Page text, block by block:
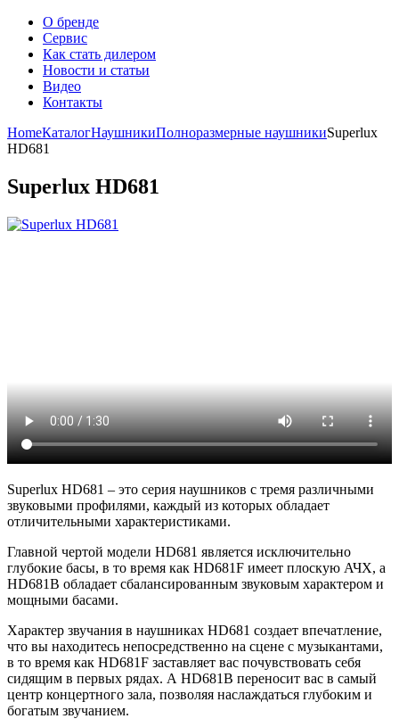
О бренде
Сервис
Как стать дилером
Новости и статьи
Видео
Контакты
HomeКаталогНаушникиПолноразмерные наушникиSuperlux
HD681
Superlux HD681
Superlux HD681 – это серия наушников с тремя различными
звуковыми профилями, каждый из которых обладает
отличительными характеристиками.
Главной чертой модели HD681 является исключительно
глубокие басы, в то время как HD681F имеет плоскую АЧХ, а
HD681B обладает сбалансированным звуковым характером и
мощными басами.
Характер звучания в наушниках HD681 создает впечатление,
что вы находитесь непосредственно на сцене с музыкантами,
в то время как HD681F заставляет вас почувствовать себя
сидящим в первых рядах. А HD681B переносит вас в самый
центр концертного зала, позволяя наслаждаться глубоким и
богатым звучанием.